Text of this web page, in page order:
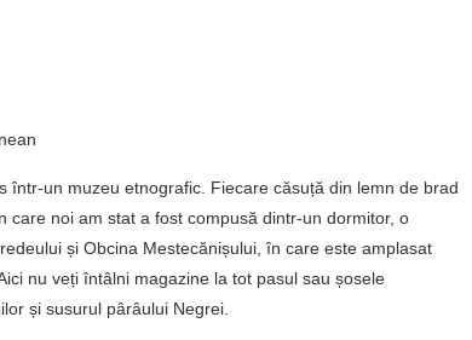
un muzeu etnografic. Fiecare căsuță din lemn de brad
noi am stat a fost compusă dintr-un dormitor, o
și Obcina Mestecănișului, în care este amplasat
nu veți întâlni magazine la tot pasul sau șosele
și susurul pârâului Negrei.